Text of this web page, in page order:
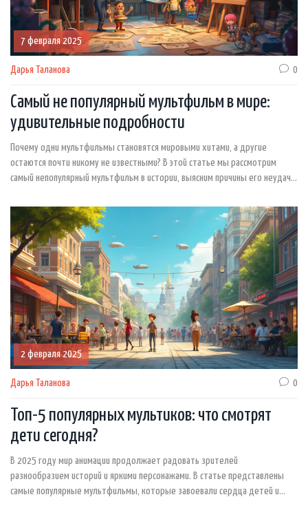
7 февраля 2025
Дарья Таланова 0
Самый не популярный мультфильм в мире:
удивительные подробности
Почему одни мультфильмы становятся мировыми хитами, а другие
остаются почти никому не известными? В этой статье мы рассмотрим
самый непопулярный мультфильм в истории, выясним причины его неудачи
интересуетесь мультфильмами и хотите расширить свои знания о мире
анимации, этот материал станет для вас полезным и познавательным.
2 февраля 2025
Дарья Таланова 0
Топ-5 популярных мультиков: что смотрят
дети сегодня?
В 2025 году мир анимации продолжает радовать зрителей
разнообразием историй и яркими персонажами. В статье представлены
самые популярные мультфильмы, которые завоевали сердца детей и